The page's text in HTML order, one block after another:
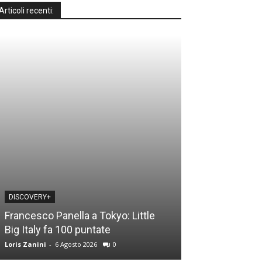
recenti:
DISCOVERY+
Francesco Panella a Tokyo: Little
Big Italy fa 100 puntate
Loris Zanini - 6 Agosto 2026 0